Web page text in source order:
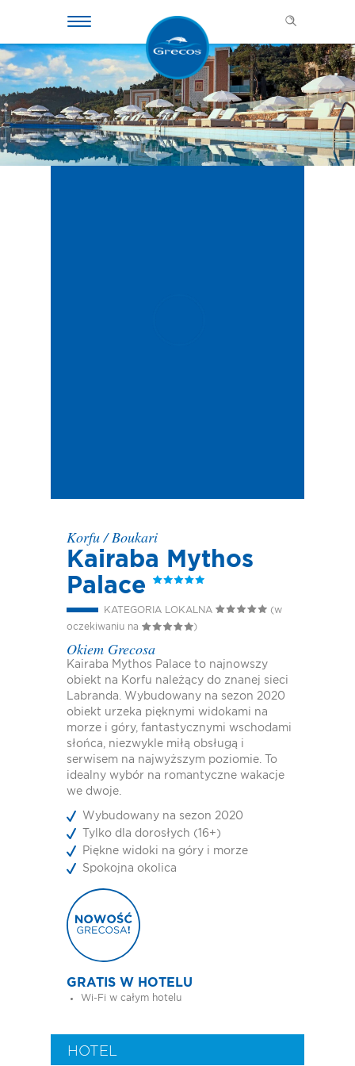
Korfu/Boukari
Kairaba Mythos
Palace
KATEGORIA LOKALNA
(w
oczekiwaniu na
)
Okiem Grecosa
Kairaba Mythos Palace to najnowszy
obiekt na Korfu należący do znanej sieci
Labranda. Wybudowany na sezon 2020
obiekt urzeka pięknymi widokami na
morze i góry, fantastycznymi wschodami
słońca, niezwykle miłą obsługą i
serwisem na najwyższym poziomie. To
idealny wybór na romantyczne wakacje
we dwoje.
Wybudowany na sezon 2020
Tylko dla dorosłych (16+)
Piękne widoki na góry i morze
Spokojna okolica
GRATIS W HOTELU
Wi-Fi w całym hotelu
HOTEL